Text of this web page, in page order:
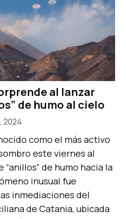
al lanzar
de humo al cielo
2024
como el más activo
este viernes al
“anillos” de humo hacia la
inusual fue
inmediaciones del
de Catania, ubicada